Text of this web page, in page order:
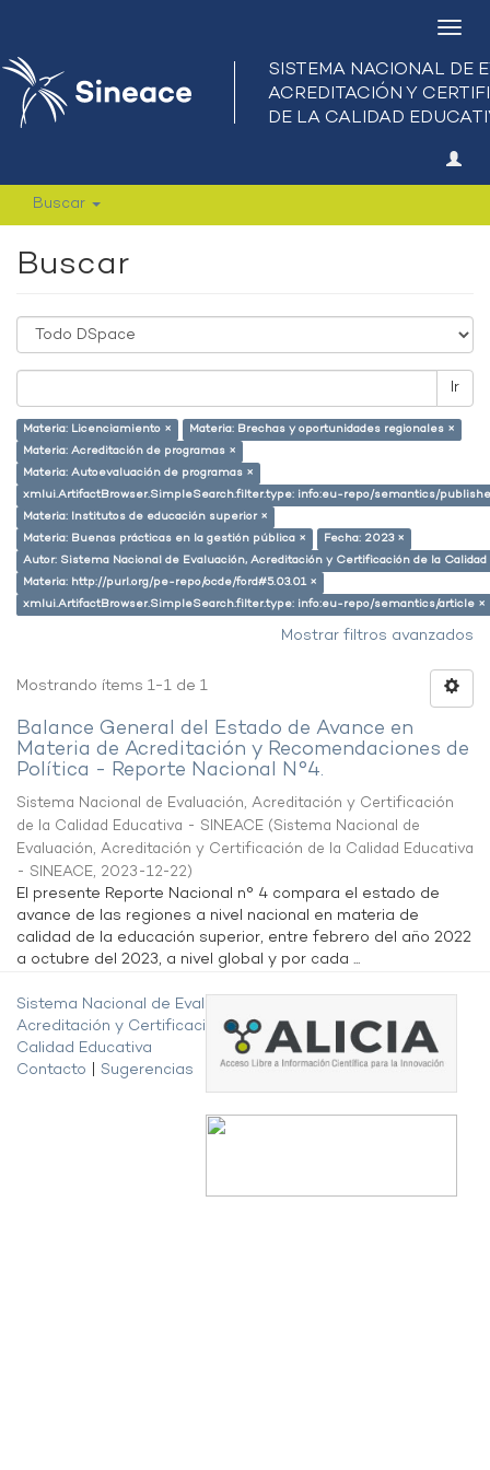
Buscar
Buscar
Ir
Materia: Licenciamiento ×
Materia: Brechas y oportunidades regionales ×
Materia: Acreditación de programas ×
Materia: Autoevaluación de programas ×
xmlui.ArtifactBrowser.SimpleSearch.filter.type: info:eu-repo/semantics/
Materia: Institutos de educación superior ×
Materia: Buenas prácticas en la gestión pública ×
Fecha: 2023 ×
Autor: Sistema Nacional de Evaluación, Acreditación y Certificación de la
Materia: http://purl.org/pe-repo/ocde/ford#5.03.01 ×
xmlui.ArtifactBrowser.SimpleSearch.filter.type: info:eu-repo/semantics/article ×
Mostrar filtros avanzados
Mostrando ítems 1-1 de 1
Balance General del Estado de Avance en
Materia de Acreditación y Recomendaciones de
Política - Reporte Nacional N°4.
Sistema Nacional de Evaluación, Acreditación y Certificación
de la Calidad Educativa - SINEACE (Sistema Nacional de
Evaluación, Acreditación y Certificación de la Calidad Educativa
- SINEACE, 2023-12-22)
El presente Reporte Nacional n° 4 compara el estado de
avance de las regiones a nivel nacional en materia de
calidad de la educación superior, entre febrero del año 2022
a octubre del 2023, a nivel global y por cada ...
Sistema Nacional de Evaluación,
Acreditación y Certificación de la
Calidad Educativa
Contacto
Sugerencias